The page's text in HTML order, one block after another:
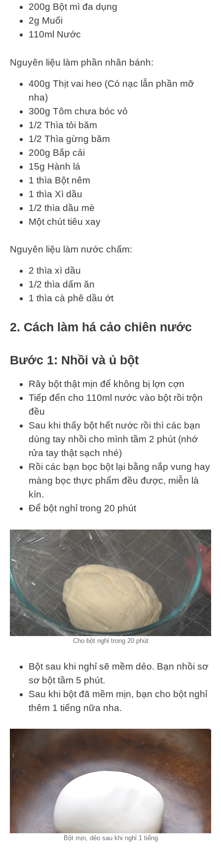
200g Bột mì đa dụng
2g Muối
110ml Nước
Nguyên liệu làm phần nhân bánh:
400g Thịt vai heo (Có nạc lẫn phần mỡ
nha)
300g Tôm chưa bóc vỏ
1/2 Thìa tỏi băm
1/2 Thìa gừng băm
200g Bắp cải
15g Hành lá
1 thìa Bột nêm
1 thìa Xì dầu
1/2 thìa dầu mè
Một chút tiêu xay
Nguyên liệu làm nước chấm:
2 thìa xì dầu
1/2 thìa dấm ăn
1 thìa cà phê dầu ớt
2. Cách làm há cảo chiên nước
Bước 1: Nhồi và ủ bột
Rây bột thật mịn để không bị lợn cợn
Tiếp đến cho 110ml nước vào bột rồi trộn
đều
Sau khi thấy bột hết nước rồi thì các bạn
dùng tay nhồi cho mình tầm 2 phút (nhớ
rửa tay thật sạch nhé)
Rồi các bạn bọc bột lại bằng nắp vung hay
màng bọc thực phẩm đều được, miễn là
kín.
Để bột nghỉ trong 20 phút
Cho bột nghỉ trong 20 phút
Bột sau khi nghỉ sẽ mềm dẻo. Bạn nhồi sơ
sơ bột tầm 5 phút.
Sau khi bột đã mềm mịn, bạn cho bột nghỉ
thêm 1 tiếng nữa nha.
Bột mịn, dẻo sau khi nghỉ 1 tiếng